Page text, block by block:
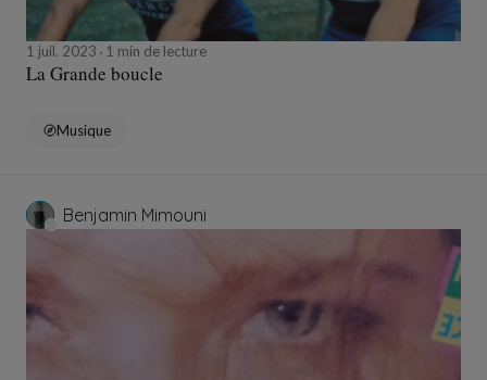
1 juil. 2023 1 min de lecture
La Grande boucle
Musique
Benjamin Mimouni